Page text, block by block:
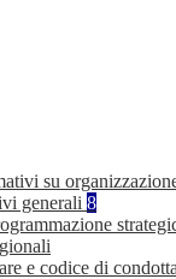
su
generali 8
e codice di condotta